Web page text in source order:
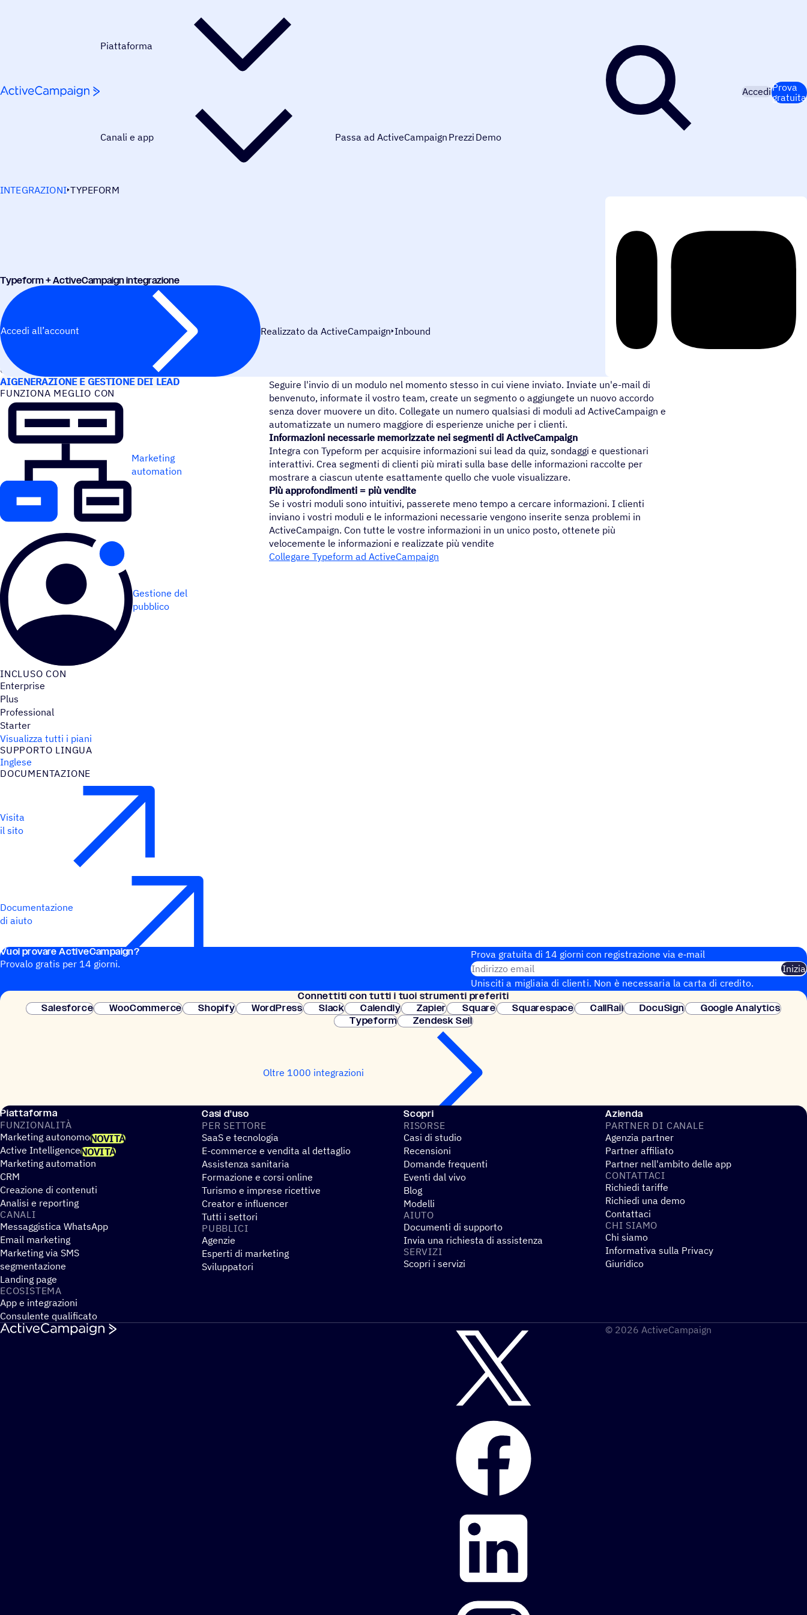
Piattaforma
Canali e app Passa ad ActiveCampaign Prezzi Demo
AccediProva
gratuita
INTEGRAZIONI TYPEFORM
Type­form + ActiveCampaign integrazione
Accedi all’account Realizzato da ActiveCampaign Inbound
CASI D’USO
AIGENERAZIONE E GESTIONE DEI LEAD
FUNZIONA MEGLIO CON
Marketing
automation
Gestione del
pubblico
INCLUSO CON
Enterprise
Plus
Professional
Starter
Visualizza tutti i piani
SUPPORTO LINGUA
Inglese
DOCU­MEN­TA­ZIONE
Visita
il sito
Documentazione
di aiuto
Seguire l'invio di un modulo nel momento stesso in cui viene inviato. Inviate un'e-mail di
benvenuto, informate il vostro team, create un segmento o aggiungete un nuovo accordo
senza dover muovere un dito. Collegate un numero qualsiasi di moduli ad ActiveCampaign e
automatizzate un numero maggiore di esperienze uniche per i clienti.
Informazioni necessarie memorizzate nei segmenti di ActiveCampaign
Integra con Typeform per acquisire informazioni sui lead da quiz, sondaggi e questionari
interattivi. Crea segmenti di clienti più mirati sulla base delle informazioni raccolte per
mostrare a ciascun utente esattamente quello che vuole visualizzare.
Più approfondimenti = più vendite
Se i vostri moduli sono intuitivi, passerete meno tempo a cercare informazioni. I clienti
inviano i vostri moduli e le informazioni necessarie vengono inserite senza problemi in
ActiveCampaign. Con tutte le vostre informazioni in un unico posto, ottenete più
velocemente le informazioni e realizzate più vendite
Collegare Typeform ad ActiveCampaign
Vuoi provare ActiveCampaign?
Provalo gratis per 14 giorni.
Prova gratuita di 14 giorni con regi­stra­zione via e‑mail
Indirizzo email
Inizia
Unisciti a migliaia di clienti. Non è necessaria la carta di credito.
Configurazione istantanea.
Connet­titi con tutti i tuoi strumenti preferiti
Salesforce
WooCommerce Shopify WordPress Slack Calendly Zapier Square Squarespace CallRail DocuSign
Google Analytics
Typeform
Zendesk Sell
Oltre 1000 integrazioni
Piattaforma
FUNZIO­NA­LITÀ
Marketing autonomoNOVITÀ
Active IntelligenceNOVITÀ
Marketing automation
CRM
Creazione di contenuti
Analisi e reporting
CANALI
Messaggistica WhatsApp
Email marketing
Marketing via SMS
segmentazione
Landing page
ECOSI­STEMA
App e integrazioni
Consulente qualificato
Casi d'uso
PER SETTORE
SaaS e tecnologia
E-commerce e vendita al dettaglio
Assistenza sanitaria
Formazione e corsi online
Turismo e imprese ricettive
Creator e influencer
Tutti i settori
PUBBLICI
Agenzie
Esperti di marketing
Sviluppatori
Scopri
RISORSE
Casi di studio
Recensioni
Domande frequenti
Eventi dal vivo
Blog
Modelli
AIUTO
Documenti di supporto
Invia una richiesta di assistenza
SERVIZI
Scopri i servizi
Azienda
PARTNER DI CANALE
Agenzia partner
Partner affiliato
Partner nell'ambito delle app
CONTAT­TACI
Richiedi tariffe
Richiedi una demo
Contattaci
CHI SIAMO
Chi siamo
Informativa sulla Privacy
Giuridico
© 2026 ActiveCampaign